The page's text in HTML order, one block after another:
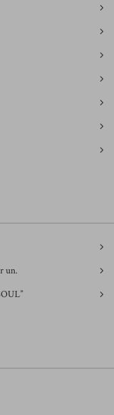
un.